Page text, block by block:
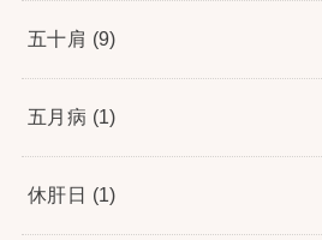
五十肩 (9)
五月病 (1)
休肝日 (1)